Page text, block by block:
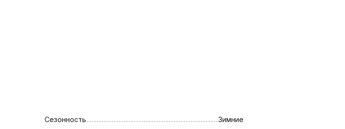
Сезонность
Зимние